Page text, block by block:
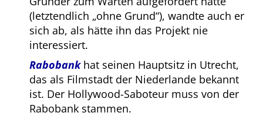
(letztendlich ohne Grund ), wandte auch er
sich ab, als hätte ihn das Projekt nie
interessiert.
Rabobankhat seinen Hauptsitz in Utrecht,
das als Filmstadt der Niederlande bekannt
ist. Der Hollywood-Saboteur muss von der
Rabobank stammen.